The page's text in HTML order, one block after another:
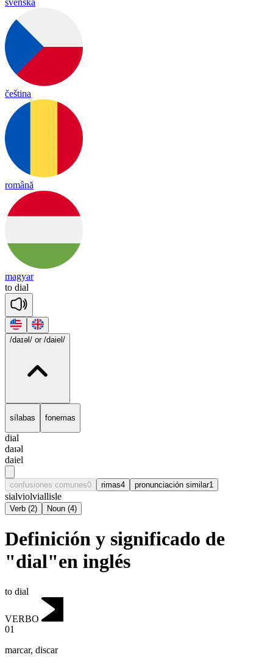
svenska
čeština
română
magyar
to dial
/daɪəl/ or /daiel/
sílabas fonemas
dial
daɪəl
daiel
confusiones comunes0 rimas4 pronunciación similar1
sialviolviallisle
Verb (2) Noun (4)
Definición y significado de
"dial"en inglés
to dial
VERBO
01
marcar, discar